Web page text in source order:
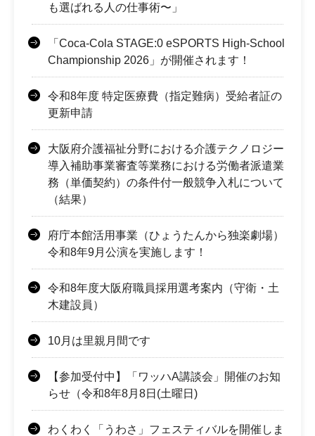
も選ばれる人の仕事術〜」
「Coca-Cola STAGE:0 eSPORTS High-School
Championship 2026」が開催されます！
令和8年度 特定医療費（指定難病）受給者証の
更新申請
大阪府介護福祉分野における介護テクノロジー
導入補助事業審査等業務における労働者派遣業
務（単価契約）の条件付一般競争入札について
（結果）
府庁本館活用事業（ひょうたんから独楽劇場）
令和8年9月公演を実施します！
令和8年度大阪府職員採用選考案内（守衛・土
木建設員）
10月は里親月間です
【参加受付中】「ワッハA講談会」開催のお知
らせ（令和8年8月8日(土曜日)
わくわく「うわさ」フェスティバルを開催しま